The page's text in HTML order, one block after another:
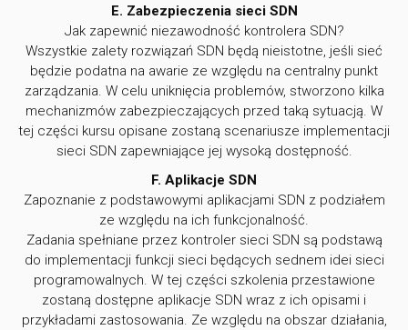
E. Zabezpieczenia sieci SDN
Jak zapewnić niezawodność kontrolera SDN?
Wszystkie zalety rozwiązań SDN będą nieistotne, jeśli sieć
będzie podatna na awarie ze względu na centralny punkt
zarządzania. W celu uniknięcia problemów, stworzono kilka
mechanizmów zabezpieczających przed taką sytuacją. W
tej części kursu opisane zostaną scenariusze implementacji
sieci SDN zapewniające jej wysoką dostępność.
F. Aplikacje SDN
Zapoznanie z podstawowymi aplikacjami SDN z podziałem
ze względu na ich funkcjonalność.
Zadania spełniane przez kontroler sieci SDN są podstawą
do implementacji funkcji sieci będących sednem idei sieci
programowalnych. W tej części szkolenia przestawione
zostaną dostępne aplikacje SDN wraz z ich opisami i
przykładami zastosowania. Ze względu na obszar działania,